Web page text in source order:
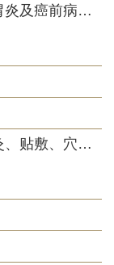
中西医结合治疗慢性胃炎及癌前病变、幽门螺杆菌感染、胃食管反流病、消化道溃疡、多发息肉、结肠炎、便秘、胆囊结石及胆囊炎、口腔溃疡，癌症术后放化疗后调理等。
融合中药、针灸、艾灸、贴敷、穴位埋线等特色技术，针对脾虚痰湿、失眠焦虑、中风后遗症、顽固性面瘫、颈腰椎痛、产后体虚、过敏性鼻炎、慢性咽炎等疾病开展综合调养，秉持“内外兼治，标本同调”理念，提供中医体质辨识与健康状态评估、美容减脂塑形方案，开展三伏/三九节气贴敷养生及亚健康状态综合调治。